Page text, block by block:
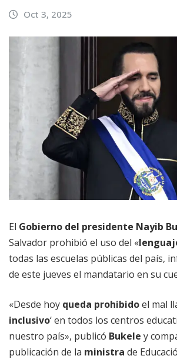
Oct 3, 2025
El Gobierno del presidente Nayib
Salvador prohibió el uso del «
todas las escuelas públicas del país,
de este jueves el mandatario en su
«Desde hoy queda prohibidoel mal
inclusivo‘ en todos los centros
nuestro país», publicó Bukele y
publicación de la ministra de